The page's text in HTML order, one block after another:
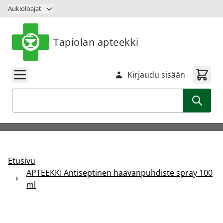
Siirry sisältöön
Aukioloajat
Tapiolan apteekki
Kirjaudu sisään
Etusivu
APTEEKKI Antiseptinen haavanpuhdiste spray 100
ml